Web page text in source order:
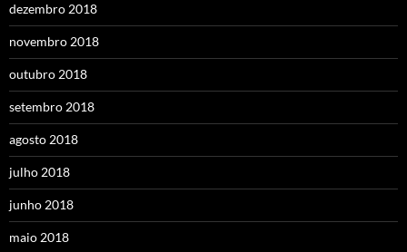
dezembro 2018
novembro 2018
outubro 2018
setembro 2018
agosto 2018
julho 2018
junho 2018
maio 2018